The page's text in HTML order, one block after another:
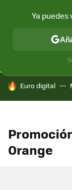
CONECTIVIDAD
HOY SE HABLA
Euro digital
Orange
Ya puedes